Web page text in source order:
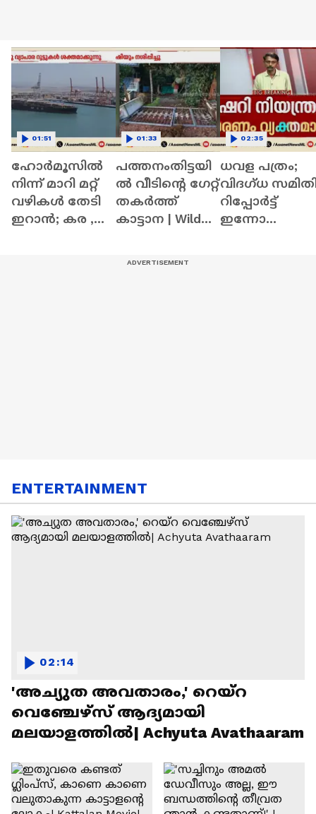
ഹോർമൂസിൽ
നിന്ന് മാറി മറ്റ്
വഴികൾ തേടി
ഇറാൻ; കര ,
01:51
പത്തനംതിട്ടയി
ൽ വീടിൻ്റെ ​ഗേറ്റ്
തകർത്ത്
കാട്ടാന | Wild
01:33
ധവള പത്രം;
വിദഗ്ധ
റിപ്പോർട്ട്
ഇന്നോ
02:35
ENTERTAINMENT
'അച്യുത അവതാരം,' റെയ്റ
വെഞ്ചേഴ്‌സ് ആദ്യമായി
മലയാളത്തിൽ| Achyuta Avathaaram
02:14